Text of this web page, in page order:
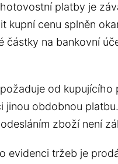
platby je
kupní cenu splněn
částky na bankovní
od kupujícího
jinou obdobnou
zboží není
evidenci tržeb je